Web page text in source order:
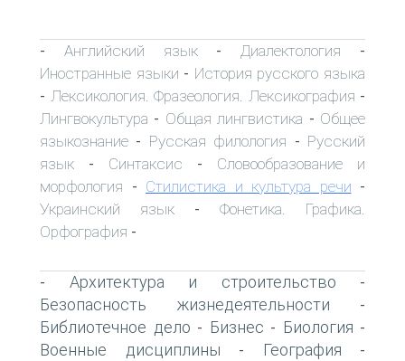
- Английский язык- Диалектология -
Иностранные языки - История русского языка
- Лексикология. Фразеология. Лексикография -
Лингвокультура - Общая лингвистика - Общее
языкознание - Русская филология - Русский
язык - Синтаксис - Словообразование и
морфология - Стилистика и культура речи -
Украинский язык - Фонетика. Графика.
Орфография -
- Архитектура и строительство -
Безопасность жизнедеятельности -
Библиотечное дело - Бизнес - Биология -
Военные дисциплины - География -